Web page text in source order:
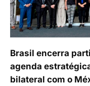
Brasil encerra
agenda
bilateral com o